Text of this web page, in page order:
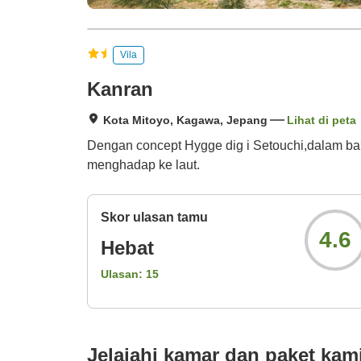
Vila
Kanran
Kota Mitoyo, Kagawa, Jepang Lihat di peta
Dengan concept Hygge dig i Setouchi,dalam
menghadap ke laut.
Skor ulasan tamu
Hebat
Ulasan: 15
4.6
Jelajahi kamar dan paket